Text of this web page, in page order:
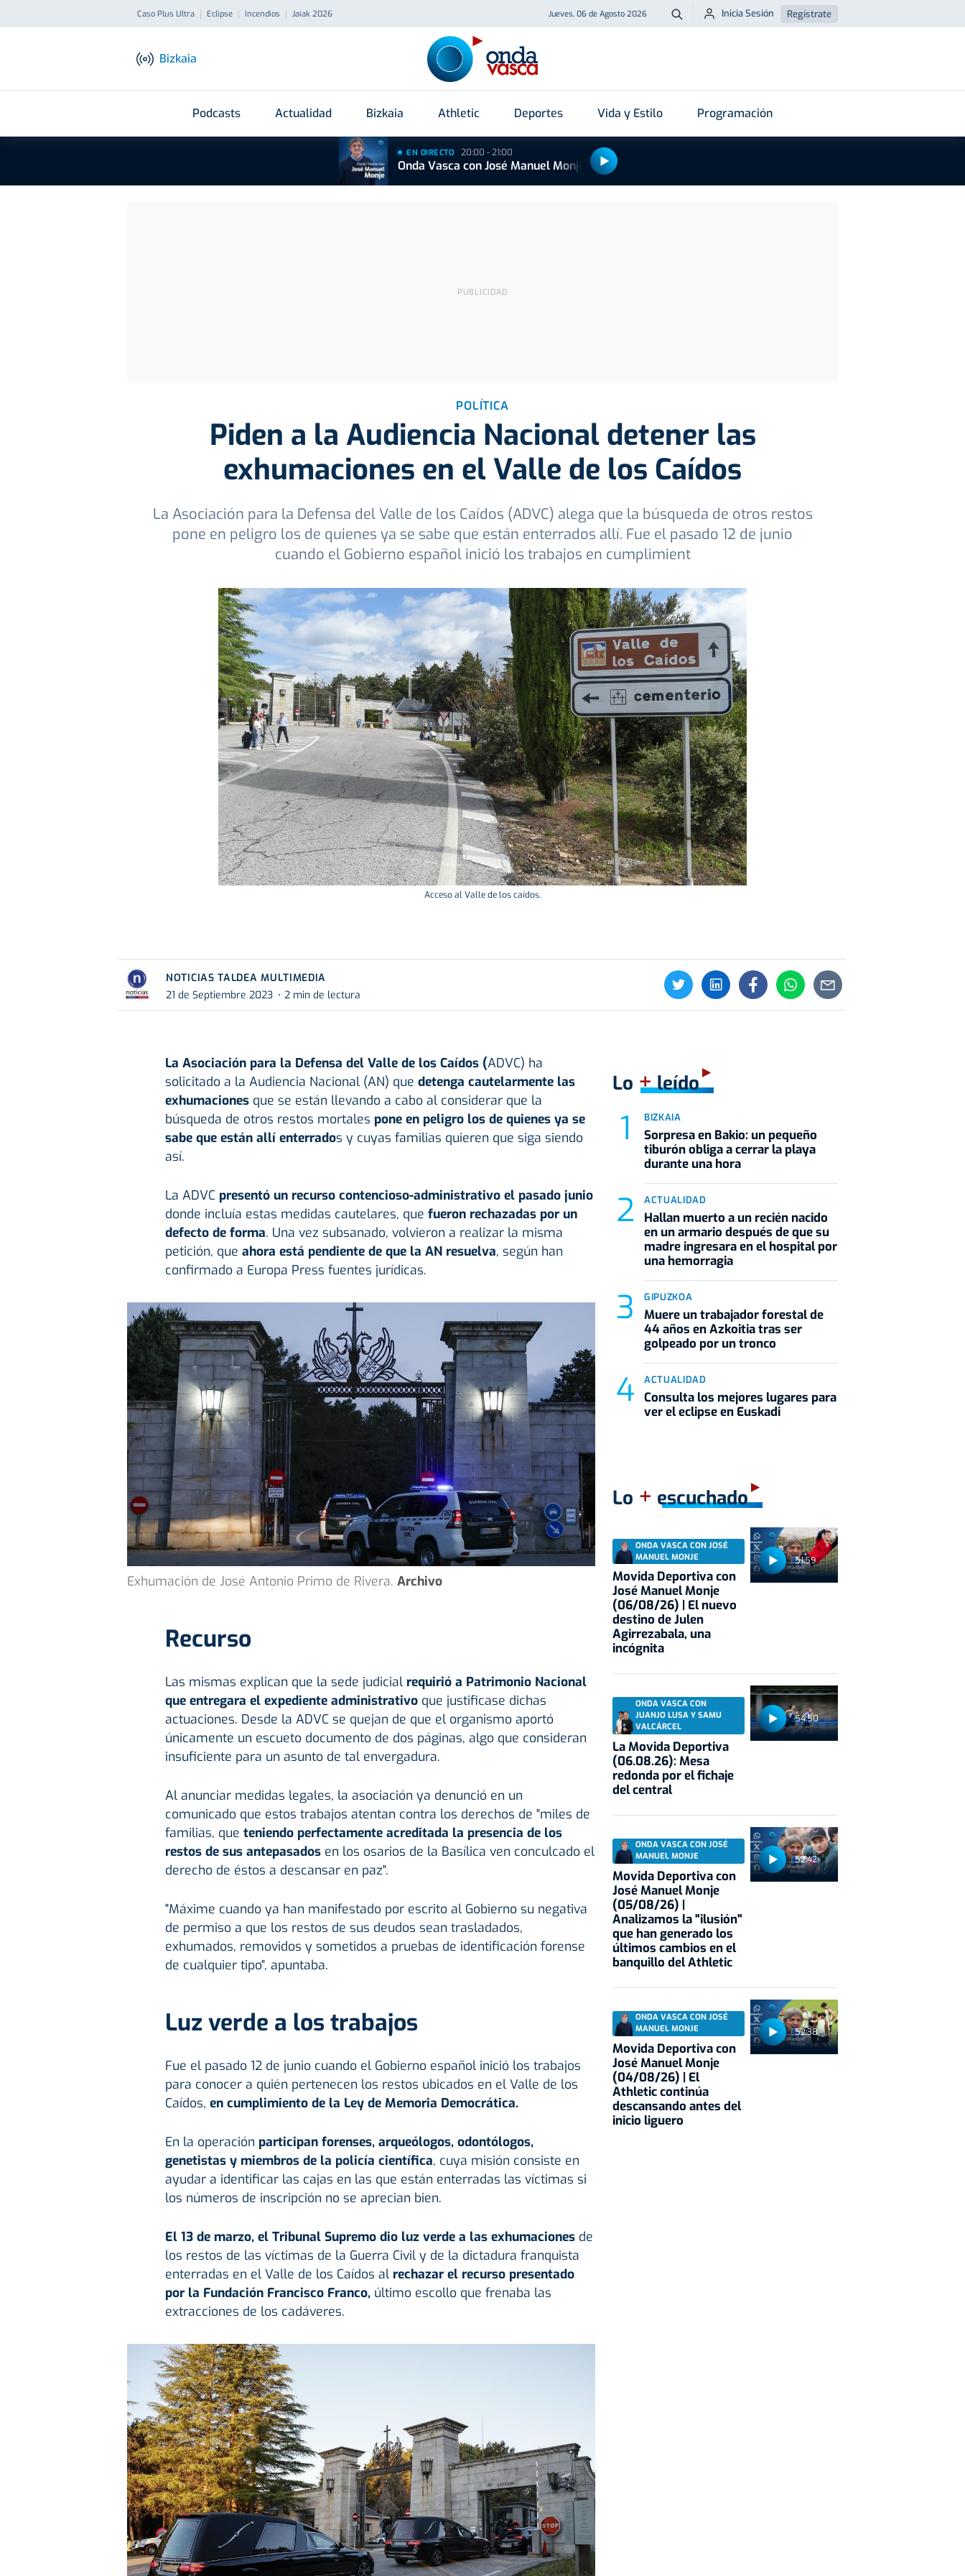
Caso Plus Ultra Eclipse Incendios Jaiak 2026 Jueves, 06 de Agosto 2026 Buscar
Inicia Sesión Regístrate
Bizkaia
Podcasts Actualidad Bizkaia Athletic Deportes Vida y Estilo Programación
EN DIRECTO 20:00 - 21:00
Onda Vasca con José Manuel Monje
POLÍTICA
Piden a la Audiencia Nacional detener las
exhumaciones en el Valle de los Caídos
La Asociación para la Defensa del Valle de los Caídos (ADVC) alega que la búsqueda de otros restos
pone en peligro los de quienes ya se sabe que están enterrados allí. Fue el pasado 12 de junio
cuando el Gobierno español inició los trabajos en cumplimient
Acceso al Valle de los caídos.
NOTICIAS TALDEA MULTIMEDIA
21 de Septiembre 2023
2 min de lectura
La Asociación para la Defensa del Valle de los Caídos (ADVC) ha
solicitado a la Audiencia Nacional (AN) que detenga cautelarmente las
exhumaciones que se están llevando a cabo al considerar que la
búsqueda de otros restos mortales pone en peligro los de quienes ya se
sabe que están allí enterrados y cuyas familias quieren que siga siendo
así.
La ADVC presentó un recurso contencioso-administrativo el pasado junio
donde incluía estas medidas cautelares, que fueron rechazadas por un
defecto de forma. Una vez subsanado, volvieron a realizar la misma
petición, que ahora está pendiente de que la AN resuelva, según han
confirmado a Europa Press fuentes jurídicas.
Exhumación de José Antonio Primo de Rivera. Archivo
Recurso
Las mismas explican que la sede judicial requirió a Patrimonio Nacional
que entregara el expediente administrativoque justificase dichas
actuaciones. Desde la ADVC se quejan de que el organismo aportó
únicamente un escueto documento de dos páginas, algo que consideran
insuficiente para un asunto de tal envergadura.
Al anunciar medidas legales, la asociación ya denunció en un
comunicado que estos trabajos atentan contra los derechos de "miles de
familias, que teniendo perfectamente acreditada la presencia de los
restos de sus antepasadosen los osarios de la Basílica ven conculcado el
derecho de éstos a descansar en paz".
"Máxime cuando ya han manifestado por escrito al Gobierno su negativa
de permiso a que los restos de sus deudos sean trasladados,
exhumados, removidos y sometidos a pruebas de identificación forense
de cualquier tipo", apuntaba.
Luz verde a los trabajos
Fue el pasado 12 de junio cuando el Gobierno español inició los trabajos
para conocer a quién pertenecen los restos ubicados en el Valle de los
Caídos, en cumplimiento de la Ley de Memoria Democrática.
En la operación participan forenses, arqueólogos, odontólogos,
genetistas y miembros de la policía científica, cuya misión consiste en
ayudar a identificar las cajas en las que están enterradas las víctimas si
los números de inscripción no se aprecian bien.
El 13 de marzo, el Tribunal Supremo dio luz verde a las exhumacionesde
los restos de las víctimas de la Guerra Civil y de la dictadura franquista
enterradas en el Valle de los Caídos alrechazar el recurso presentado
por la Fundación Francisco Franco, último escollo que frenaba las
extracciones de los cadáveres.
Lo +leído
BIZKAIA
Sorpresa en Bakio: un pequeño
tiburón obliga a cerrar la playa
durante una hora
ACTUALIDAD
Hallan muerto a un recién nacido
en un armario después de que su
madre ingresara en el hospital por
una hemorragia
GIPUZKOA
Muere un trabajador forestal de
44 años en Azkoitia tras ser
golpeado por un tronco
ACTUALIDAD
Consulta los mejores lugares para
ver el eclipse en Euskadi
Lo + escuchado
51:59
ONDA VASCA CON JOSÉ
MANUEL MONJE
Movida Deportiva con
José Manuel Monje
(06/08/26) | El nuevo
destino de Julen
Agirrezabala, una
incógnita
54:50
ONDA VASCA CON
JUANJO LUSA Y SAMU
VALCÁRCEL
La Movida Deportiva
(06.08.26): Mesa
redonda por el fichaje
del central
52:42
ONDA VASCA CON JOSÉ
MANUEL MONJE
Movida Deportiva con
José Manuel Monje
(05/08/26) |
Analizamos la "ilusión"
que han generado los
últimos cambios en el
banquillo del Athletic
52:38
ONDA VASCA CON JOSÉ
MANUEL MONJE
Movida Deportiva con
José Manuel Monje
(04/08/26) | El
Athletic continúa
descansando antes del
inicio liguero